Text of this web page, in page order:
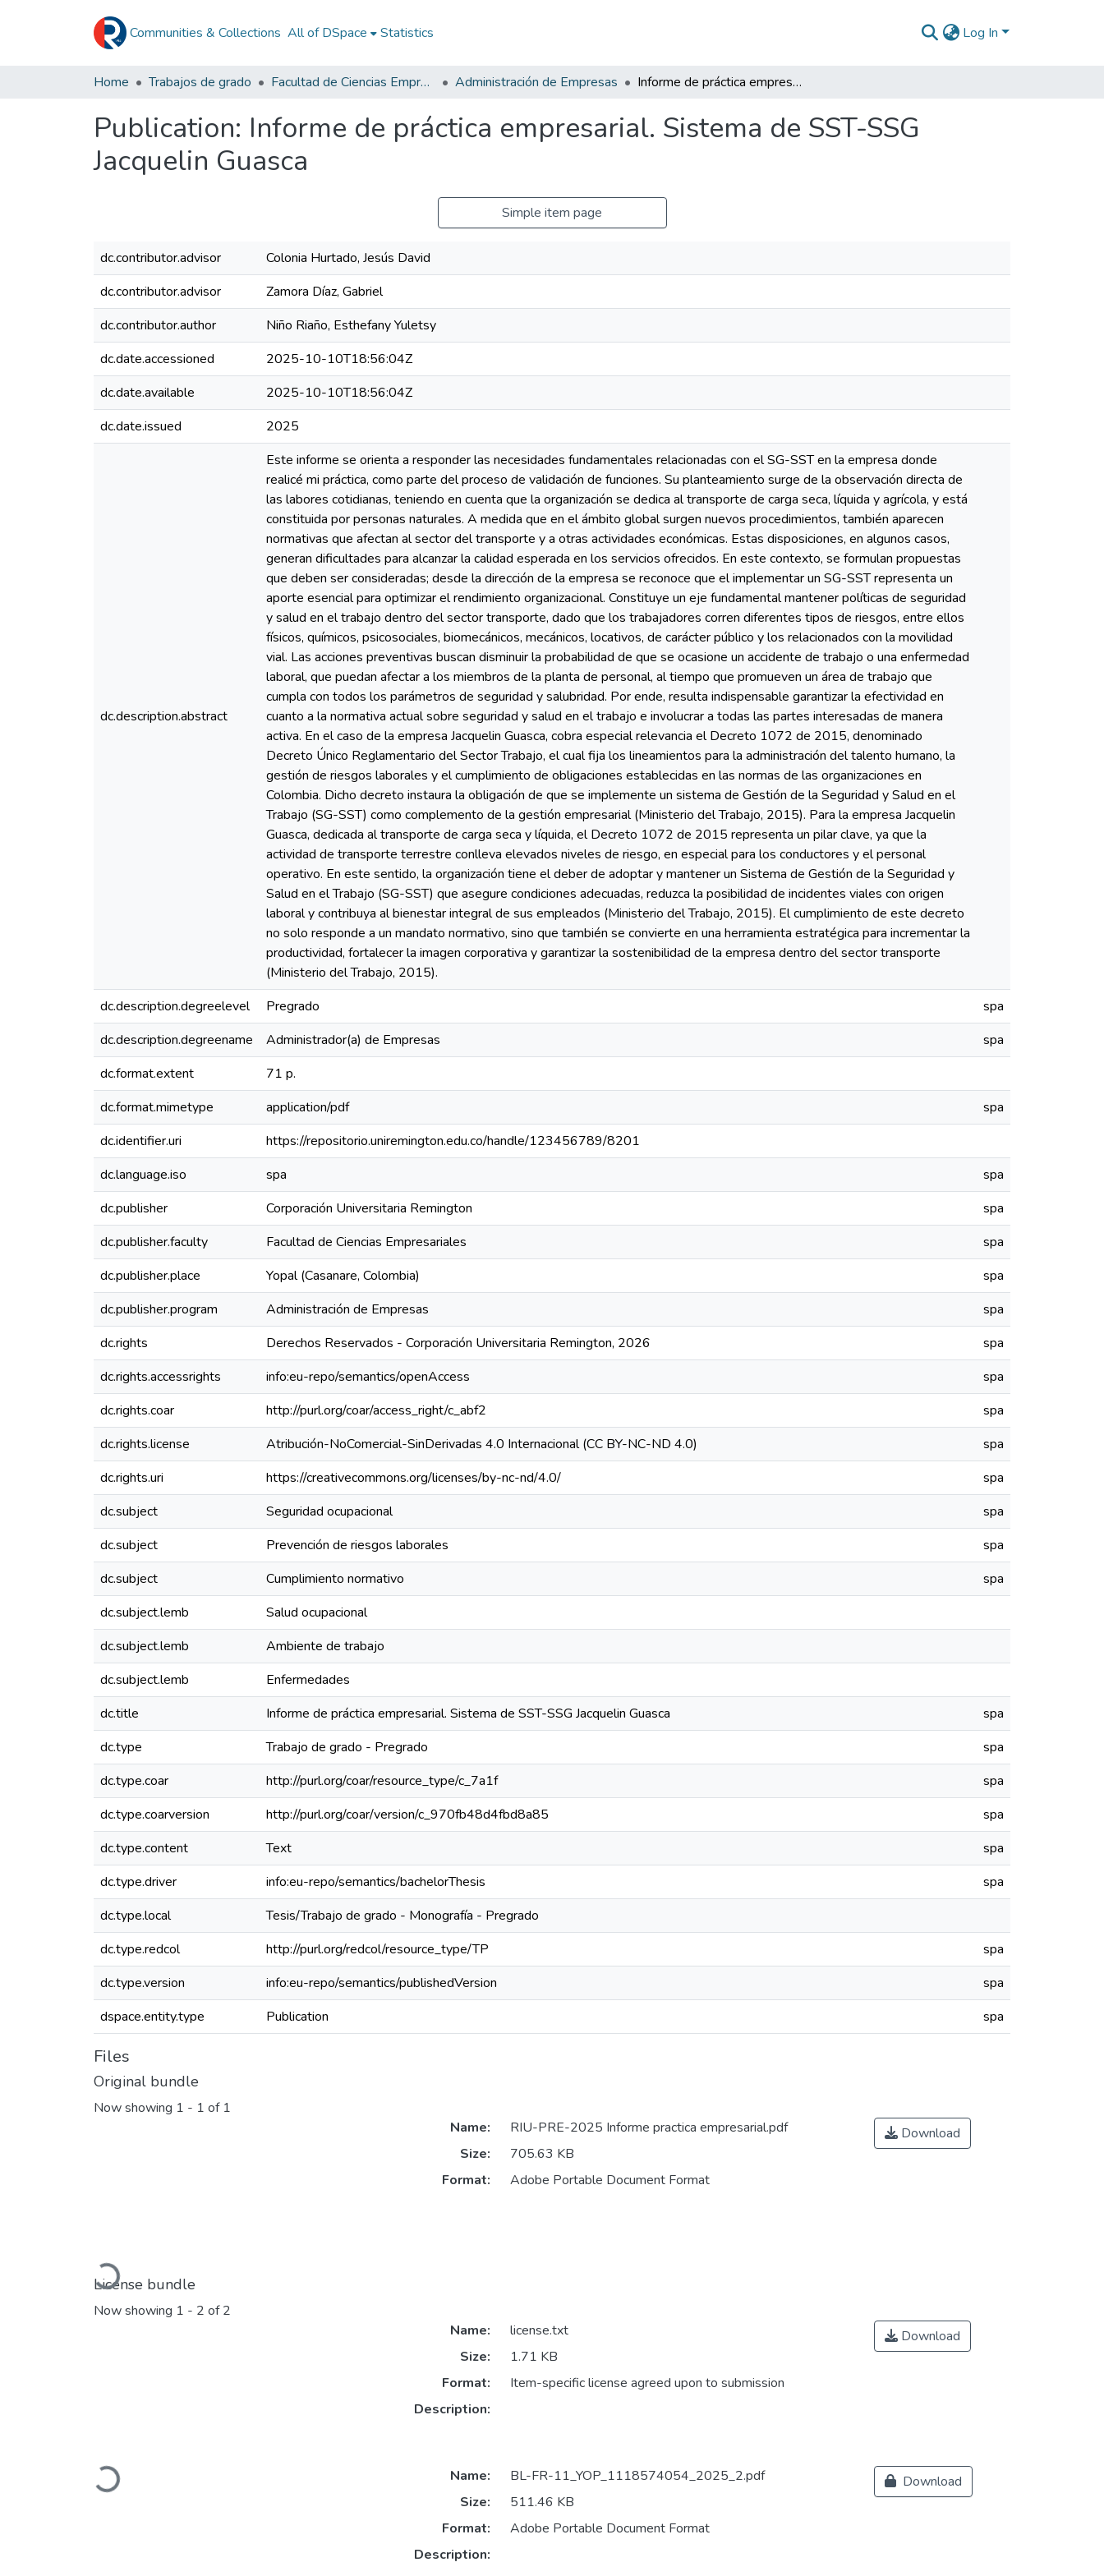
Communities & Collections All of DSpace Statistics Log In
Home Trabajos de grado Facultad de Ciencias Empresariales Administración de Empresas Informe de práctica empresarial. Sistema de SST-SSG Jacquelin Guasca
Publication: Informe de práctica empresarial. Sistema de SST-SSG
Jacquelin Guasca
Simple item page
dc.contributor.advisor
Colonia Hurtado, Jesús David
dc.contributor.advisor
Zamora Díaz, Gabriel
dc.contributor.author
Niño Riaño, Esthefany Yuletsy
dc.date.accessioned
2025-10-10T18:56:04Z
dc.date.available
2025-10-10T18:56:04Z
dc.date.issued
2025
dc.description.abstract
Este informe se orienta a responder las necesidades fundamentales relacionadas con el SG-SST en la empresa donde
realicé mi práctica, como parte del proceso de validación de funciones. Su planteamiento surge de la observación directa de
las labores cotidianas, teniendo en cuenta que la organización se dedica al transporte de carga seca, líquida y agrícola, y está
constituida por personas naturales. A medida que en el ámbito global surgen nuevos procedimientos, también aparecen
normativas que afectan al sector del transporte y a otras actividades económicas. Estas disposiciones, en algunos casos,
generan dificultades para alcanzar la calidad esperada en los servicios ofrecidos. En este contexto, se formulan propuestas
que deben ser consideradas; desde la dirección de la empresa se reconoce que el implementar un SG-SST representa un
aporte esencial para optimizar el rendimiento organizacional. Constituye un eje fundamental mantener políticas de seguridad
y salud en el trabajo dentro del sector transporte, dado que los trabajadores corren diferentes tipos de riesgos, entre ellos
físicos, químicos, psicosociales, biomecánicos, mecánicos, locativos, de carácter público y los relacionados con la movilidad
vial. Las acciones preventivas buscan disminuir la probabilidad de que se ocasione un accidente de trabajo o una enfermedad
laboral, que puedan afectar a los miembros de la planta de personal, al tiempo que promueven un área de trabajo que
cumpla con todos los parámetros de seguridad y salubridad. Por ende, resulta indispensable garantizar la efectividad en
cuanto a la normativa actual sobre seguridad y salud en el trabajo e involucrar a todas las partes interesadas de manera
activa. En el caso de la empresa Jacquelin Guasca, cobra especial relevancia el Decreto 1072 de 2015, denominado
Decreto Único Reglamentario del Sector Trabajo, el cual fija los lineamientos para la administración del talento humano, la
gestión de riesgos laborales y el cumplimiento de obligaciones establecidas en las normas de las organizaciones en
Colombia. Dicho decreto instaura la obligación de que se implemente un sistema de Gestión de la Seguridad y Salud en el
Trabajo (SG-SST) como complemento de la gestión empresarial (Ministerio del Trabajo, 2015). Para la empresa Jacquelin
Guasca, dedicada al transporte de carga seca y líquida, el Decreto 1072 de 2015 representa un pilar clave, ya que la
actividad de transporte terrestre conlleva elevados niveles de riesgo, en especial para los conductores y el personal
operativo. En este sentido, la organización tiene el deber de adoptar y mantener un Sistema de Gestión de la Seguridad y
Salud en el Trabajo (SG-SST) que asegure condiciones adecuadas, reduzca la posibilidad de incidentes viales con origen
laboral y contribuya al bienestar integral de sus empleados (Ministerio del Trabajo, 2015). El cumplimiento de este decreto
no solo responde a un mandato normativo, sino que también se convierte en una herramienta estratégica para incrementar la
productividad, fortalecer la imagen corporativa y garantizar la sostenibilidad de la empresa dentro del sector transporte
(Ministerio del Trabajo, 2015).
dc.description.degreelevel
Pregrado
spa
dc.description.degreename
Administrador(a) de Empresas
spa
dc.format.extent
71 p.
dc.format.mimetype
application/pdf
spa
dc.identifier.uri
https://repositorio.uniremington.edu.co/handle/123456789/8201
dc.language.iso
spa
spa
dc.publisher
Corporación Universitaria Remington
spa
dc.publisher.faculty
Facultad de Ciencias Empresariales
spa
dc.publisher.place
Yopal (Casanare, Colombia)
spa
dc.publisher.program
Administración de Empresas
spa
dc.rights
Derechos Reservados - Corporación Universitaria Remington, 2026
spa
dc.rights.accessrights
info:eu-repo/semantics/openAccess
spa
dc.rights.coar
http://purl.org/coar/access_right/c_abf2
spa
dc.rights.license
Atribución-NoComercial-SinDerivadas 4.0 Internacional (CC BY-NC-ND 4.0)
spa
dc.rights.uri
https://creativecommons.org/licenses/by-nc-nd/4.0/
spa
dc.subject
Seguridad ocupacional
spa
dc.subject
Prevención de riesgos laborales
spa
dc.subject
Cumplimiento normativo
spa
dc.subject.lemb
Salud ocupacional
dc.subject.lemb
Ambiente de trabajo
dc.subject.lemb
Enfermedades
dc.title
Informe de práctica empresarial. Sistema de SST-SSG Jacquelin Guasca
spa
dc.type
Trabajo de grado - Pregrado
spa
dc.type.coar
http://purl.org/coar/resource_type/c_7a1f
spa
dc.type.coarversion
http://purl.org/coar/version/c_970fb48d4fbd8a85
spa
dc.type.content
Text
spa
dc.type.driver
info:eu-repo/semantics/bachelorThesis
spa
dc.type.local
Tesis/Trabajo de grado - Monografía - Pregrado
dc.type.redcol
http://purl.org/redcol/resource_type/TP
spa
dc.type.version
info:eu-repo/semantics/publishedVersion
spa
dspace.entity.type
Publication spa
Files
Original bundle
Now showing 1 - 1 of 1
Loading...
Name:
RIU-PRE-2025 Informe practica empresarial.pdf
Size:
705.63 KB
Format:
Adobe Portable Document Format
Download
License bundle
Now showing 1 - 2 of 2
Loading...
Name:
license.txt
Size:
1.71 KB
Format:
Item-specific license agreed upon to submission
Description:
Download
Name:
BL-FR-11_YOP_1118574054_2025_2.pdf
Size:
511.46 KB
Format:
Adobe Portable Document Format
Description:
Download